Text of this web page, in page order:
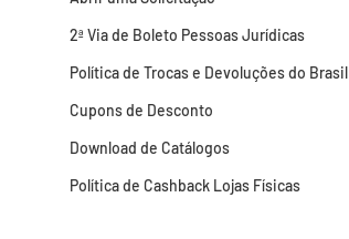
2ª Via de Boleto Pessoas Jurídicas
Política de Trocas e Devoluções do Brasil
Cupons de Desconto
Download de Catálogos
Política de Cashback Lojas Físicas